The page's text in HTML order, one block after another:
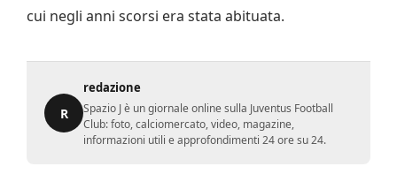
cui negli anni scorsi era stata abituata.
R
redazione
Spazio J è un giornale online sulla Juventus Football
Club: foto, calciomercato, video, magazine,
informazioni utili e approfondimenti 24 ore su 24.